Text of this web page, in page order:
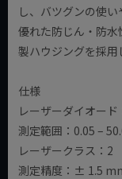
し、バツグンの使い
優れた防じん・防
製ハウジングを採用
仕様
レーザーダイオー
測定範囲：0.05 –
レーザークラス：2
測定精度：± 1.5